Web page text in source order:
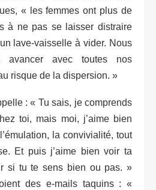
« les femmes ont plus de
à ne pas se laisser distraire
lave-vaisselle à vider. Nous
avancer avec toutes nos
risque de la dispersion. »
: « Tu sais, je comprends
toi, mais moi, j’aime bien
la convivialité, tout
Et puis j’aime bien voir ta
si tu te sens bien ou pas. »
des e-mails taquins : «